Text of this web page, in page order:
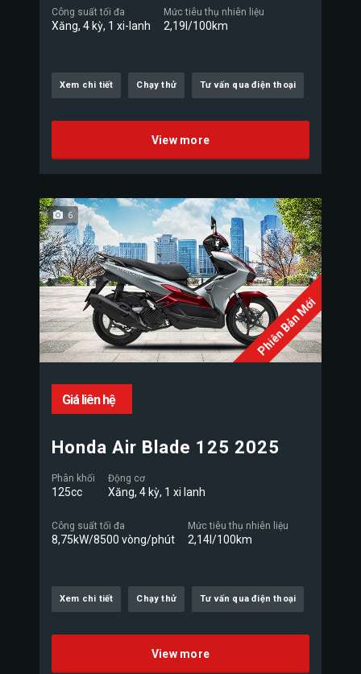
Công suất tối đa
Xăng, 4 kỳ, 1 xi-lanh
Mức tiêu thụ nhiên liệu
2,19l/100km
Xem chi tiết Chạy thử Tư vấn qua điện thoại
View more
Phiên Bản Mới
6
Giá liên hệ
Honda Air Blade 125 2025
Phân khối
125cc
Động cơ
Xăng, 4 kỳ, 1 xi lanh
Công suất tối đa
8,75kW/8500 vòng/phút
Mức tiêu thụ nhiên liệu
2,14l/100km
Xem chi tiết Chạy thử Tư vấn qua điện thoại
View more